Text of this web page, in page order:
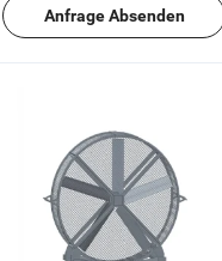
Anfrage Absenden